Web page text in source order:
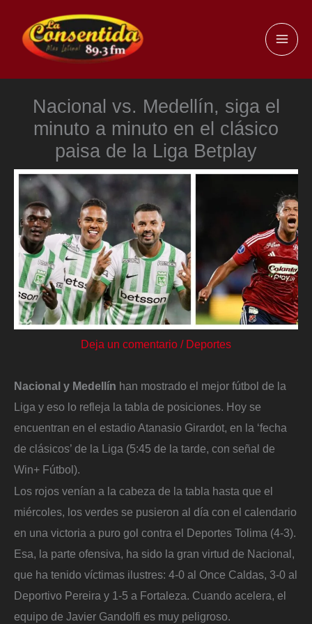
contenido
Nacional vs. Medellín, siga el
minuto a minuto en el clásico
paisa de la Liga Betplay
Deja un comentario / Deportes
Nacional y Medellín han mostrado el mejor fútbol de la
Liga y eso lo refleja la tabla de posiciones. Hoy se
encuentran en el estadio Atanasio Girardot, en la ‘fecha
de clásicos’ de la Liga (5:45 de la tarde, con señal de
Win+ Fútbol).
Los rojos venían a la cabeza de la tabla hasta que el
miércoles, los verdes se pusieron al día con el calendario
en una victoria a puro gol contra el Deportes Tolima (4-3).
Esa, la parte ofensiva, ha sido la gran virtud de Nacional,
que ha tenido víctimas ilustres: 4-0 al Once Caldas, 3-0 al
Deportivo Pereira y 1-5 a Fortaleza. Cuando acelera, el
equipo de Javier Gandolfi es muy peligroso.